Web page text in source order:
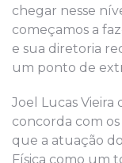
chegar nesse
começamos a
e sua diretoria
um ponto de
Joel Lucas Vieira
concorda com
que a atuação
Física como um